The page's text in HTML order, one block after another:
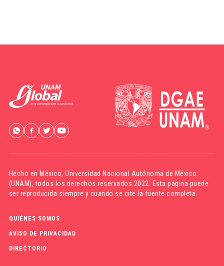
Hecho en México,Universidad Nacional Autónoma de México
(UNAM), todos los derechos reservados 2022. Esta página puede
ser reproducida siempre y cuando se cite la fuente completa.
QUIÉNES SOMOS
AVISO DE PRIVACIDAD
DIRECTORIO